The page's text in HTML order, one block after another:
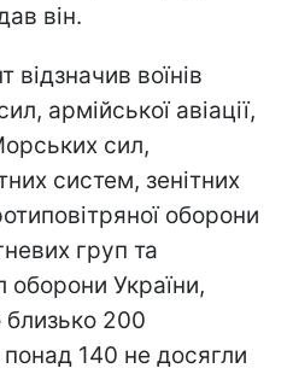
він.
воїнів
армійської авіації,
сил,
систем, зенітних
оборони
груп та
оборони України,
близько 200
понад 140 не досягли